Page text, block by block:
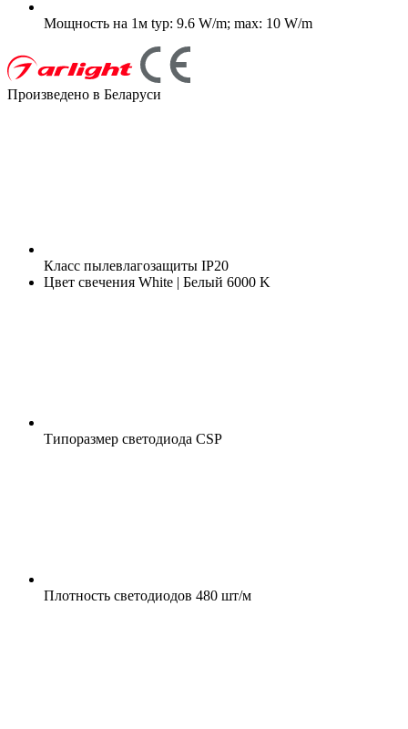
Мощность на 1м typ: 9.6 W/m; max: 10 W/m
Произведено в Беларуси
Класс пылевлагозащиты IP20
Цвет свечения White | Белый 6000 K
Типоразмер светодиода CSP
Плотность светодиодов 480 шт/м